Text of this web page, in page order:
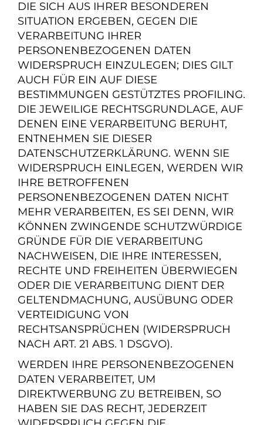
DIE SICH AUS IHRER BESONDEREN
SITUATION ERGEBEN, GEGEN DIE
VERARBEITUNG IHRER
PERSONENBEZOGENEN DATEN
WIDERSPRUCH EINZULEGEN; DIES GILT
AUCH FÜR EIN AUF DIESE
BESTIMMUNGEN GESTÜTZTES PROFILING.
DIE JEWEILIGE RECHTSGRUNDLAGE, AUF
DENEN EINE VERARBEITUNG BERUHT,
ENTNEHMEN SIE DIESER
DATENSCHUTZERKLÄRUNG. WENN SIE
WIDERSPRUCH EINLEGEN, WERDEN WIR
IHRE BETROFFENEN
PERSONENBEZOGENEN DATEN NICHT
MEHR VERARBEITEN, ES SEI DENN, WIR
KÖNNEN ZWINGENDE SCHUTZWÜRDIGE
GRÜNDE FÜR DIE VERARBEITUNG
NACHWEISEN, DIE IHRE INTERESSEN,
RECHTE UND FREIHEITEN ÜBERWIEGEN
ODER DIE VERARBEITUNG DIENT DER
GELTENDMACHUNG, AUSÜBUNG ODER
VERTEIDIGUNG VON
RECHTSANSPRÜCHEN (WIDERSPRUCH
NACH ART. 21 ABS. 1 DSGVO).
WERDEN IHRE PERSONENBEZOGENEN
DATEN VERARBEITET, UM
DIREKTWERBUNG ZU BETREIBEN, SO
HABEN SIE DAS RECHT, JEDERZEIT